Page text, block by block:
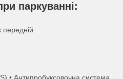
паркуванні:
передній